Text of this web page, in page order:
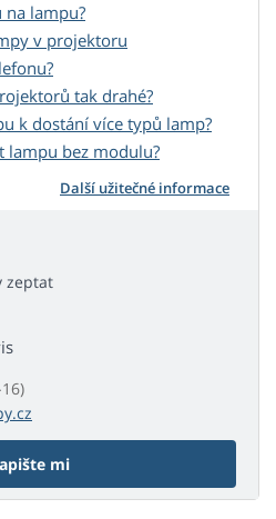
na lampu?
v projektoru
tak drahé?
k dostání více typů lamp?
lampu bez modulu?
Další užitečné informace
zeptat
mi